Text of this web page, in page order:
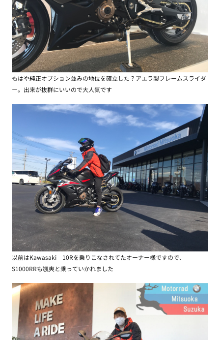
もはや純正オプション並みの地位を確立した？アエラ製フレームスライダ
ー。出来が抜群にいいので大人気です
以前はKawasaki 10Rを乗りこなされてたオーナー様ですので、
S1000RRも颯爽と乗っていかれました